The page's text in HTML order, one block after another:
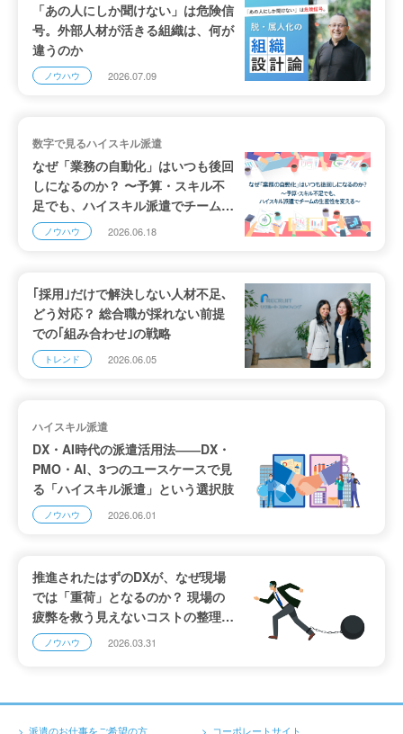
「あの人にしか聞けない」は危険信
号。外部人材が活きる組織は、何が
違うのか
ノウハウ 2026.07.09
数字で見るハイスキル派遣
なぜ「業務の自動化」はいつも後回
しになるのか？ 〜予算・スキル不
足でも、ハイスキル派遣でチームの
生産性を変える〜
ノウハウ 2026.06.18
｢採用｣だけで解決しない人材不足､
どう対応？ 総合職が採れない前提
での｢組み合わせ｣の戦略
トレンド 2026.06.05
ハイスキル派遣
DX・AI時代の派遣活用法――DX・
PMO・AI、3つのユースケースで見
る「ハイスキル派遣」という選択肢
ノウハウ 2026.06.01
推進されたはずのDXが、なぜ現場
では「重荷」となるのか？ 現場の
疲弊を救う見えないコストの整理
と、デジタル人材派遣の高度な活用
法
ノウハウ 2026.03.31
派遣のお仕事をご希望の方 コーポレートサイト